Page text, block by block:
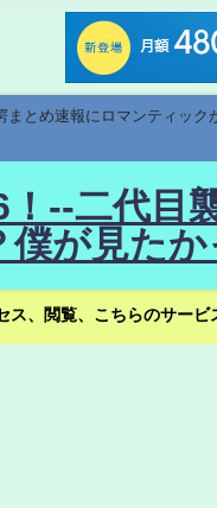
とめ速報にロマンティッ
--二代目
が見た
、閲覧、こちらのサー